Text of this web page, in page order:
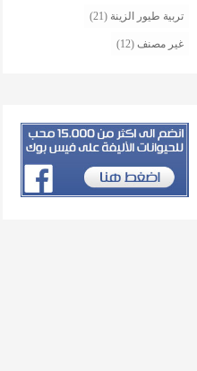
تربية طيور الزينة (21)
غير مصنف (12)